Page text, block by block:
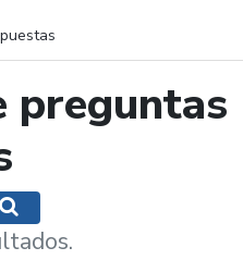
preguntas
opciones de búsqueda